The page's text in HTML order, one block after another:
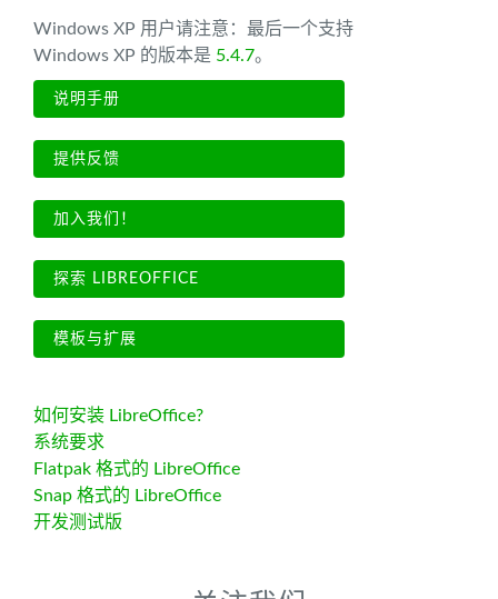
Windows XP 用户请注意：最后一个支持
Windows XP 的版本是 5.4.7。
说明手册
提供反馈
加入我们！
探索 LIBREOFFICE
模板与扩展
如何安装 LibreOffice?
系统要求
Flatpak 格式的 LibreOffice
Snap 格式的 LibreOffice
开发测试版